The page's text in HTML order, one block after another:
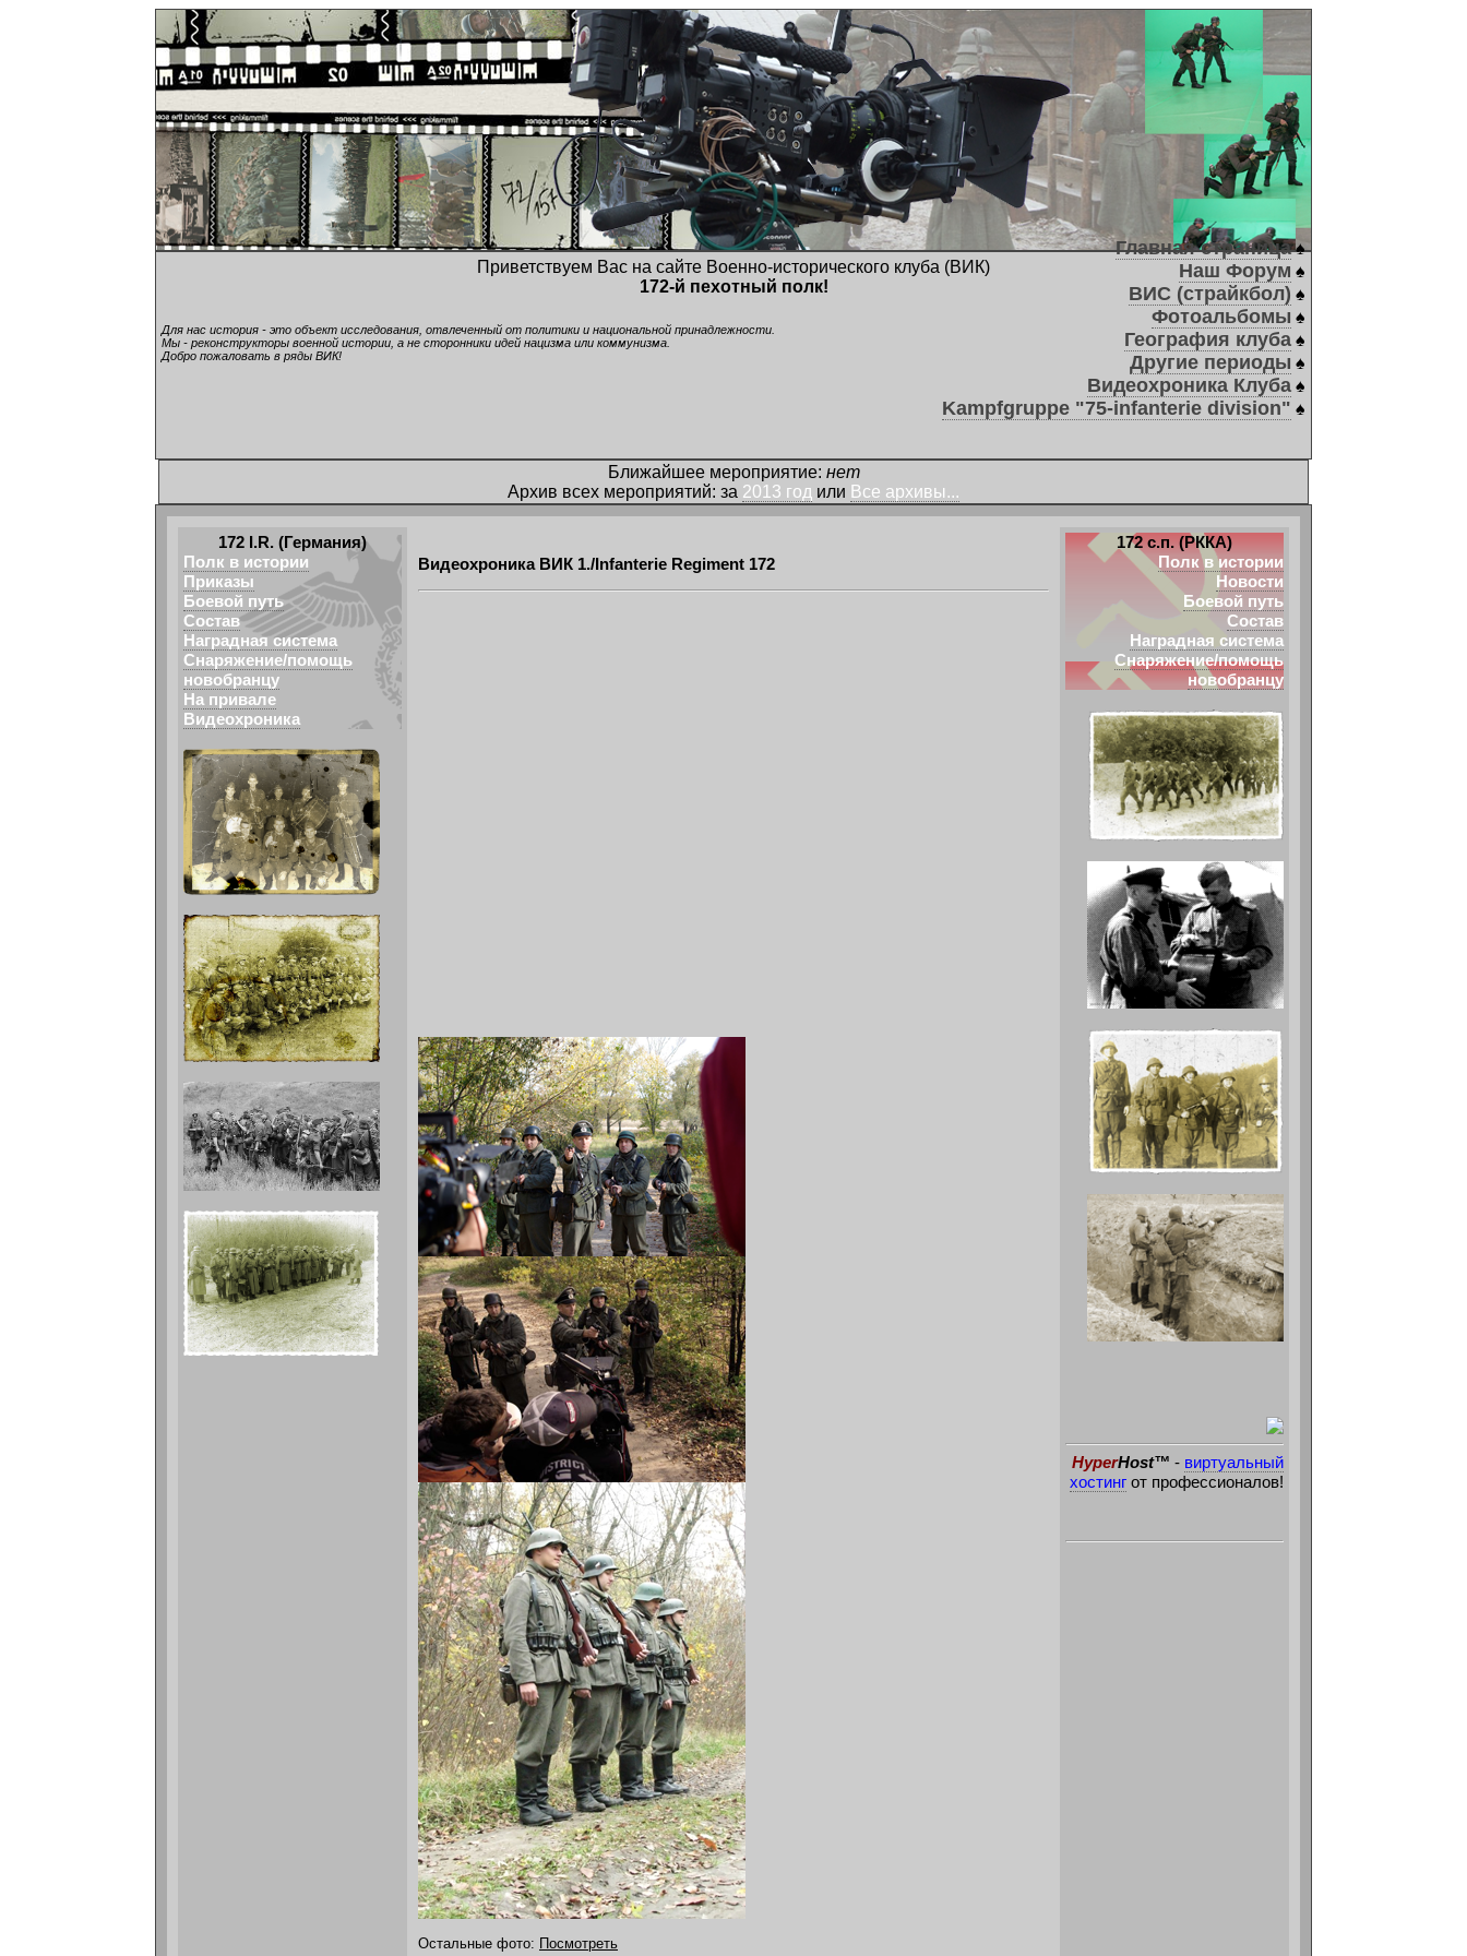
Приветствуем Вас на сайте Военно-исторического клуба (ВИК)
172-й пехотный полк!
Для нас история - это объект исследования, отвлеченный от политики и национальной принадлежности.
Мы - реконструкторы военной истории, а не сторонники идей нацизма или коммунизма.
Добро пожаловать в ряды ВИК!
Главная страница♠
Наш Форум ♠
ВИС (страйкбол) ♠
Фотоальбомы ♠
География клуба ♠
Другие периоды ♠
Видеохроника Клуба ♠
Kampfgruppe "75-infanterie division" ♠
Ближайшее мероприятие: нет
Архив всех мероприятий: за 2013 год или Все архивы...
172 I.R. (Германия)
Полк в истории
Приказы
Боевой путь
Состав
Наградная система
Снаряжение/помощь
новобранцу
На привале
Видеохроника
172 с.п. (РККА)
Полк в истории
Новости
Боевой путь
Состав
Наградная система
Снаряжение/помощь
новобранцу
HyperHost™ - виртуальный
хостинг от профессионалов!
Видеохроника ВИК 1./Infanterie Regiment 172
Остальные фото: Посмотреть